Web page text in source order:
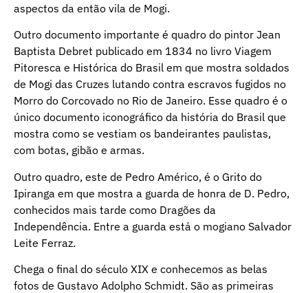
aspectos da então vila de Mogi.
Outro documento importante é quadro do pintor Jean
Baptista Debret publicado em 1834 no livro Viagem
Pitoresca e Histórica do Brasil em que mostra soldados
de Mogi das Cruzes lutando contra escravos fugidos no
Morro do Corcovado no Rio de Janeiro. Esse quadro é o
único documento iconográfico da história do Brasil que
mostra como se vestiam os bandeirantes paulistas,
com botas, gibão e armas.
Outro quadro, este de Pedro Américo, é o Grito do
Ipiranga em que mostra a guarda de honra de D. Pedro,
conhecidos mais tarde como Dragões da
Independência. Entre a guarda está o mogiano Salvador
Leite Ferraz.
Chega o final do século XIX e conhecemos as belas
fotos de Gustavo Adolpho Schmidt. São as primeiras